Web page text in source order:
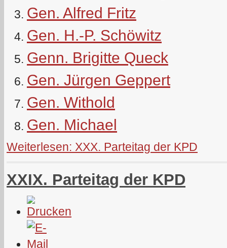
Gen. Alfred Fritz
Gen. H.-P. Schöwitz
Genn. Brigitte Queck
Gen. Jürgen Geppert
Gen. Withold
Gen. Michael
Weiterlesen: XXX. Parteitag der KPD
XXIX. Parteitag der KPD